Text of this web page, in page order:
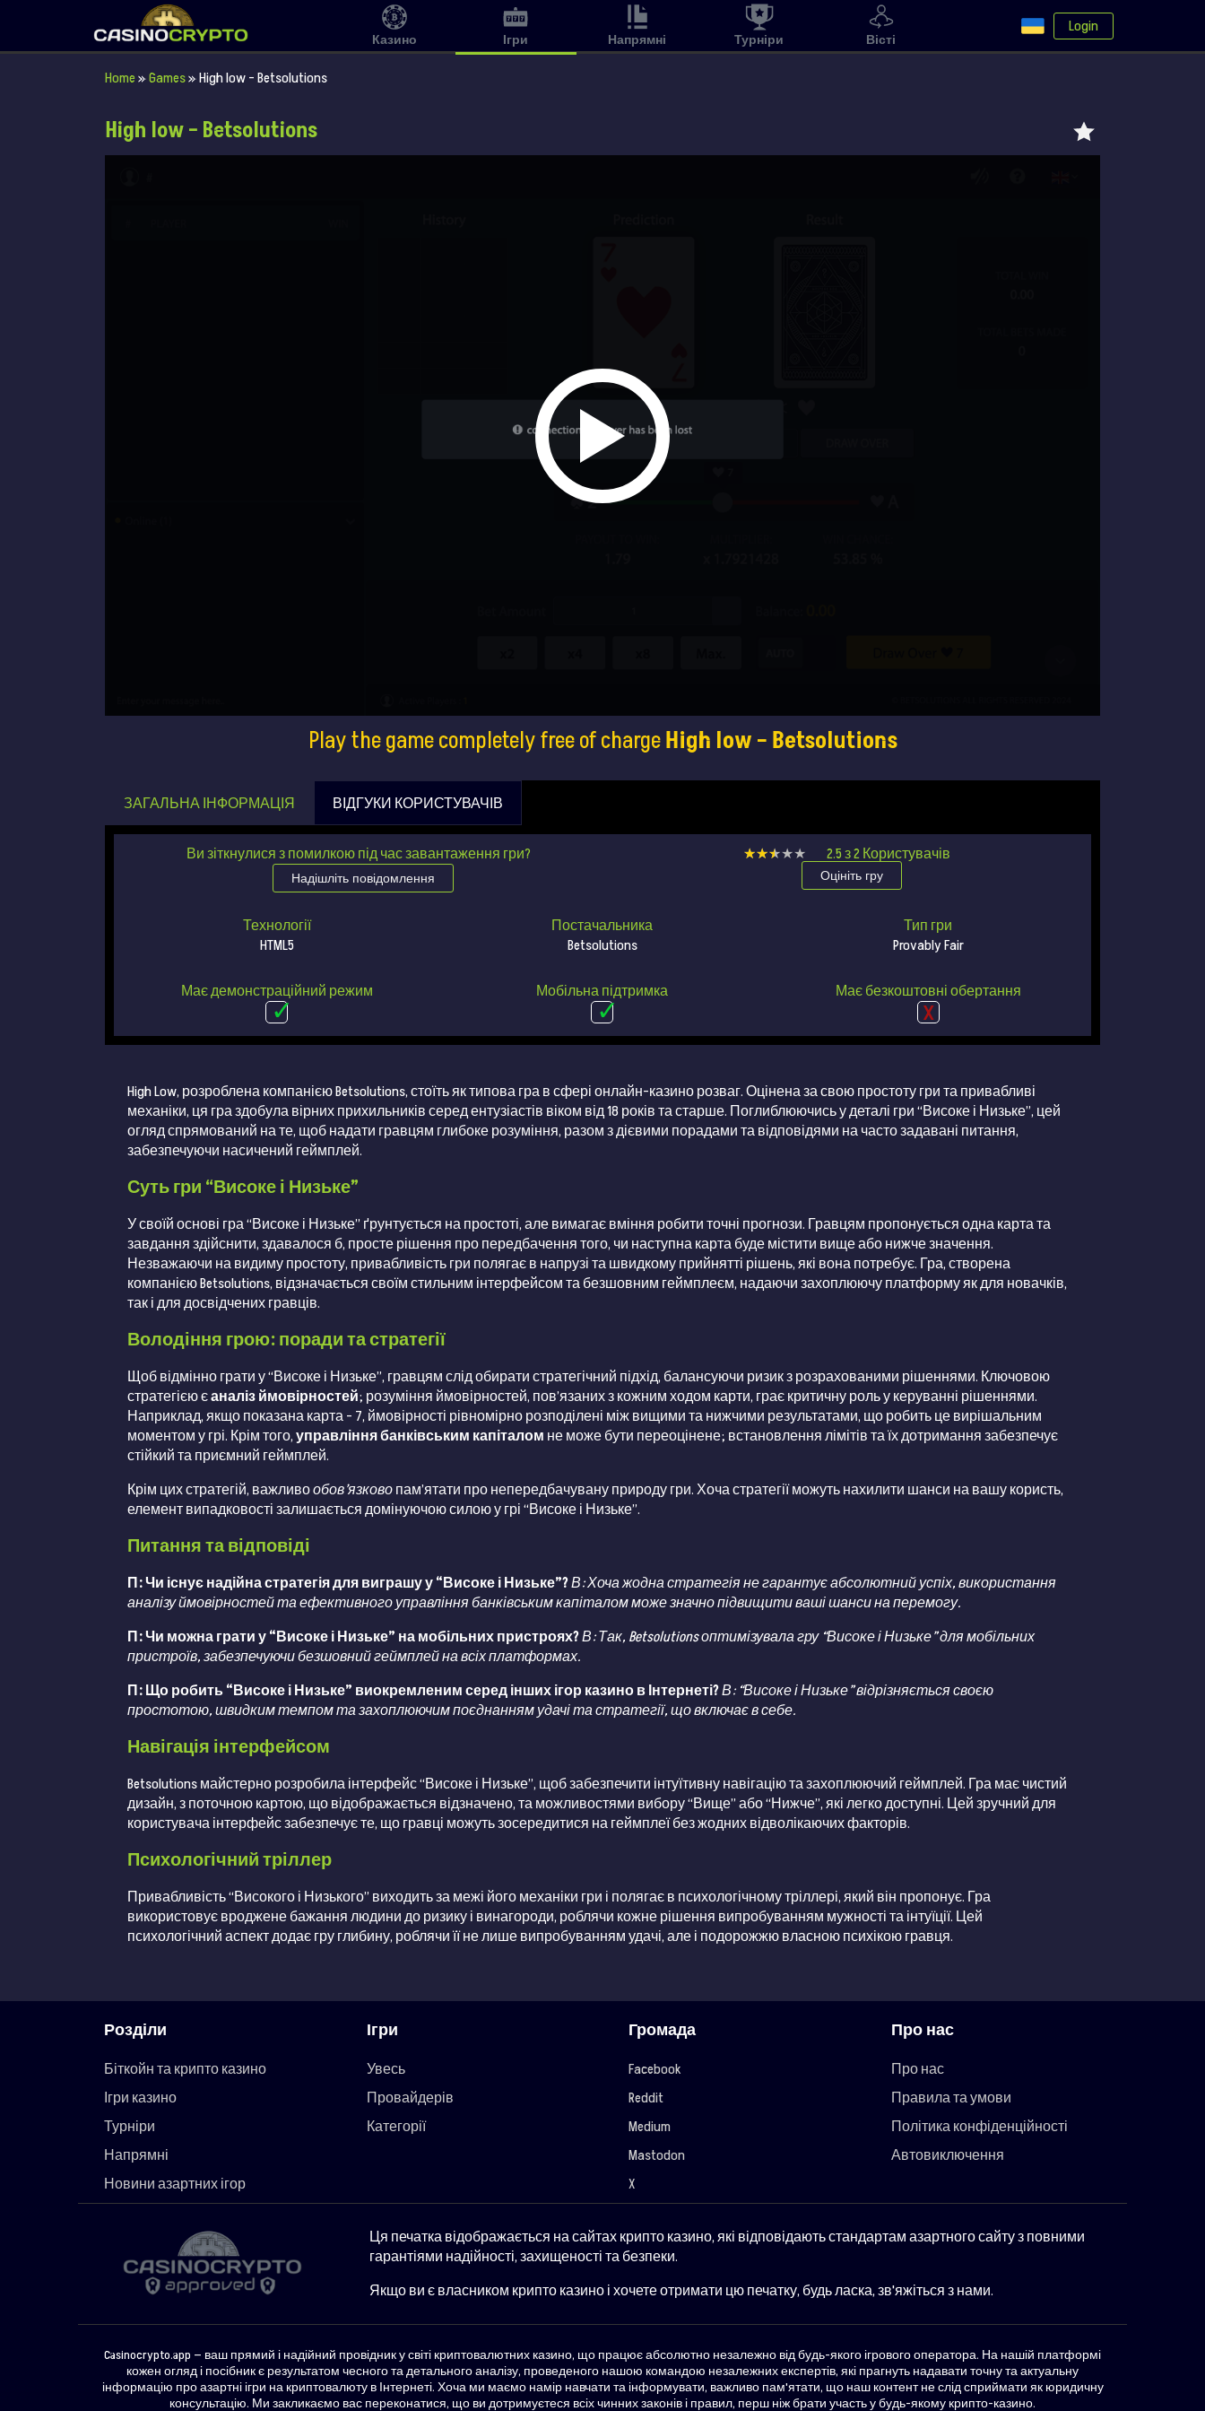
Казино Ігри Напрямні Турніри Вісті
Login
Home»Games»High low – Betsolutions
High low – Betsolutions
Play the game completely free of chargeHigh low – Betsolutions
ЗАГАЛЬНА ІНФОРМАЦІЯ ВІДГУКИ КОРИСТУВАЧІВ
Ви зіткнулися з помилкою під час завантаження гри?
Надішліть повідомлення
★★★★★
★★★★★ 2.5з2 Користувачів
Оцініть гру
Технології
HTML5
Постачальника
Betsolutions
Тип гри
Provably Fair
Має демонстраційний режим Мобільна підтримка Має безкоштовні обертання
High Low, розроблена компанією Betsolutions, стоїть як типова гра в сфері онлайн-казино розваг. Оцінена за свою простоту гри та привабливі
механіки, ця гра здобула вірних прихильників серед ентузіастів віком від 18 років та старше. Поглиблюючись у деталі гри “Високе і Низьке”, цей
огляд спрямований на те, щоб надати гравцям глибоке розуміння, разом з дієвими порадами та відповідями на часто задавані питання,
забезпечуючи насичений геймплей.
Суть гри “Високе і Низьке”
У своїй основі гра “Високе і Низьке” ґрунтується на простоті, але вимагає вміння робити точні прогнози. Гравцям пропонується одна карта та
завдання здійснити, здавалося б, просте рішення про передбачення того, чи наступна карта буде містити вище або нижче значення.
Незважаючи на видиму простоту, привабливість гри полягає в напрузі та швидкому прийнятті рішень, які вона потребує. Гра, створена
компанією Betsolutions, відзначається своїм стильним інтерфейсом та безшовним геймплеєм, надаючи захоплюючу платформу як для новачків,
так і для досвідчених гравців.
Володіння грою: поради та стратегії
Щоб відмінно грати у “Високе і Низьке”, гравцям слід обирати стратегічний підхід, балансуючи ризик з розрахованими рішеннями. Ключовою
стратегією єаналіз ймовірностей; розуміння ймовірностей, пов’язаних з кожним ходом карти, грає критичну роль у керуванні рішеннями.
Наприклад, якщо показана карта – 7, ймовірності рівномірно розподілені між вищими та нижчими результатами, що робить це вирішальним
моментом у грі. Крім того,управління банківським капіталом не може бути переоцінене; встановлення лімітів та їх дотримання забезпечує
стійкий та приємний геймплей.
Крім цих стратегій, важливообов’язковопам’ятати про непередбачувану природу гри. Хоча стратегії можуть нахилити шанси на вашу користь,
елемент випадковості залишається домінуючою силою у грі “Високе і Низьке”.
Питання та відповіді
П: Чи існує надійна стратегія для виграшу у “Високе і Низьке”?В: Хоча жодна стратегія не гарантує абсолютний успіх, використання
аналізу ймовірностей та ефективного управління банківським капіталом може значно підвищити ваші шанси на перемогу.
П: Чи можна грати у “Високе і Низьке” на мобільних пристроях?В: Так, Betsolutions оптимізувала гру “Високе і Низьке” для мобільних
пристроїв, забезпечуючи безшовний геймплей на всіх платформах.
П: Що робить “Високе і Низьке” виокремленим серед інших ігор казино в Інтернеті?В: “Високе і Низьке” відрізняється своєю
простотою, швидким темпом та захоплюючим поєднанням удачі та стратегії, що включає в себе.
Навігація інтерфейсом
Betsolutions майстерно розробила інтерфейс “Високе і Низьке”, щоб забезпечити інтуїтивну навігацію та захоплюючий геймплей. Гра має чистий
дизайн, з поточною картою, що відображається відзначено, та можливостями вибору “Вище” або “Нижче”, які легко доступні. Цей зручний для
користувача інтерфейс забезпечує те, що гравці можуть зосередитися на геймплеї без жодних відволікаючих факторів.
Психологічний тріллер
Привабливість “Високого і Низького” виходить за межі його механіки гри і полягає в психологічному тріллері, який він пропонує. Гра
використовує вроджене бажання людини до ризику і винагороди, роблячи кожне рішення випробуванням мужності та інтуїції. Цей
психологічний аспект додає гру глибину, роблячи її не лише випробуванням удачі, але і подорожжю власною психікою гравця.
Розділи
Біткойн та крипто казино
Ігри казино
Турніри
Напрямні
Новини азартних ігор
Ігри
Увесь
Провайдерів
Категорії
Громада
Facebook
Reddit
Medium
Mastodon
X
Про нас
Про нас
Правила та умови
Політика конфіденційності
Автовиключення
Ця печатка відображається на сайтах крипто казино, які відповідають стандартам азартного сайту з повними
гарантіями надійності, захищеності та безпеки.
Якщо ви є власником крипто казино і хочете отримати цю печатку, будь ласка, зв'яжіться з нами.
Casinocrypto.app — ваш прямий і надійний провідник у світі криптовалютних казино, що працює абсолютно незалежно від будь-якого ігрового оператора. На нашій платформі
кожен огляд і посібник є результатом чесного та детального аналізу, проведеного нашою командою незалежних експертів, які прагнуть надавати точну та актуальну
інформацію про азартні ігри на криптовалюту в Інтернеті. Хоча ми маємо намір навчати та інформувати, важливо пам'ятати, що наш контент не слід сприймати як юридичну
консультацію. Ми закликаємо вас переконатися, що ви дотримуєтеся всіх чинних законів і правил, перш ніж брати участь у будь-якому крипто-казино.